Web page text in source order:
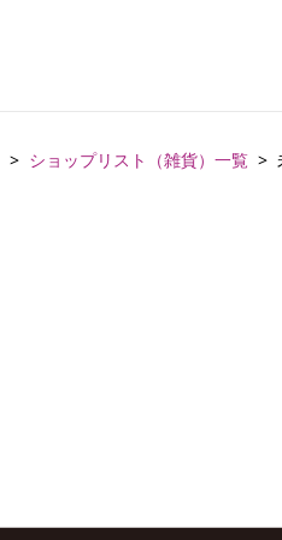
ショップリスト（雑貨）一覧